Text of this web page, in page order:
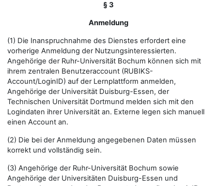
§ 3
Anmeldung
(1) Die Inanspruchnahme des Dienstes erfordert eine
vorherige Anmeldung der Nutzungsinteressierten.
Angehörige der Ruhr-Universität Bochum können sich mit
ihrem zentralen Benutzeraccount (RUBIKS-
Account/LoginID) auf der Lernplattform anmelden,
Angehörige der Universität Duisburg-Essen, der
Technischen Universität Dortmund melden sich mit den
Logindaten ihrer Universität an. Externe legen sich manuell
einen Account an.
(2) Die bei der Anmeldung angegebenen Daten müssen
korrekt und vollständig sein.
(3) Angehörige der Ruhr-Universität Bochum sowie
Angehörige der Universitäten Duisburg-Essen und